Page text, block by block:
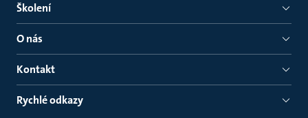
Školení
O nás
Kontakt
Rychlé odkazy